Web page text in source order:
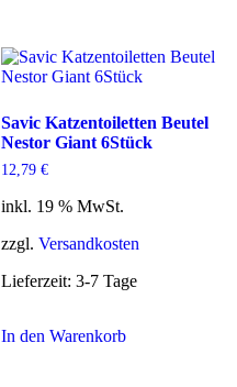
Savic Katzentoiletten Beutel
Nestor Giant 6Stück
12,79 €
inkl. 19 % MwSt.
zzgl. Versandkosten
Lieferzeit: 3-7 Tage
In den Warenkorb